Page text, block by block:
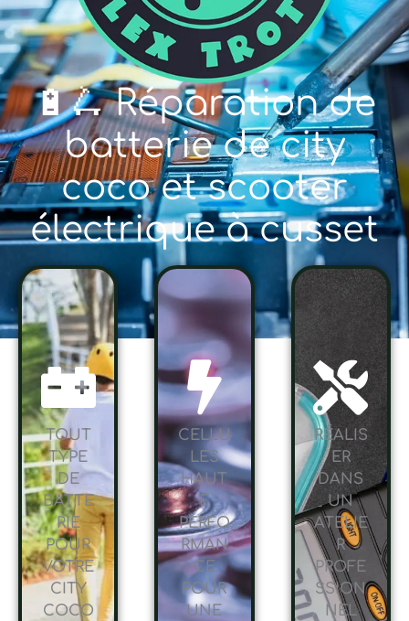
🔋🛴 Réparation de
batterie de city
coco et scooter
électrique à cusset
TOUT
TYPE
DE
BATTE
RIE
POUR
VOTRE
CITY
COCO
CELLU
LES
HAUT
E
PERFO
RMAN
CE
POUR
UNE
RÉALIS
ER
DANS
UN
ATELIE
R
PROFE
SSION
NEL